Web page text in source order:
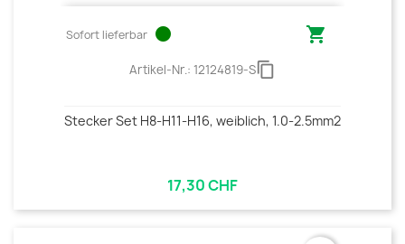
Sofort lieferbar circle 
Artikel-Nr.: 12124819-Scontent_copy
Stecker Set H8-H11-H16, weiblich, 1.0-2.5mm2
17,30 CHF